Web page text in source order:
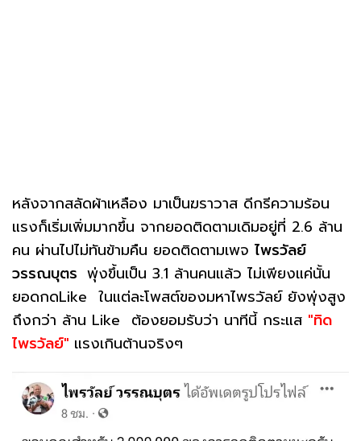
หลังจากสลัดผ้าเหลือง มาเป็นฆราวาส ดีกรีความร้อน
แรงก็เริ่มเพิ่มมากขึ้น จากยอดติดตามเดิมอยู่ที่ 2.6 ล้าน
คน ผ่านไปไม่ทันข้ามคืน ยอดติดตามเพจ ไพรวัลย์
วรรณบุตร พุ่งขึ้นเป็น 3.1 ล้านคนแล้ว ไม่เพียงแค่นั้น
ยอดกดLike ในแต่ละโพสต์ของมหาไพรวัลย์ ยังพุ่งสูง
ถึงกว่า ล้าน Like ต้องยอมรับว่า นาทีนี้ กระแส "ทิด
ไพรวัลย์" แรงเกินต้านจริงๆ